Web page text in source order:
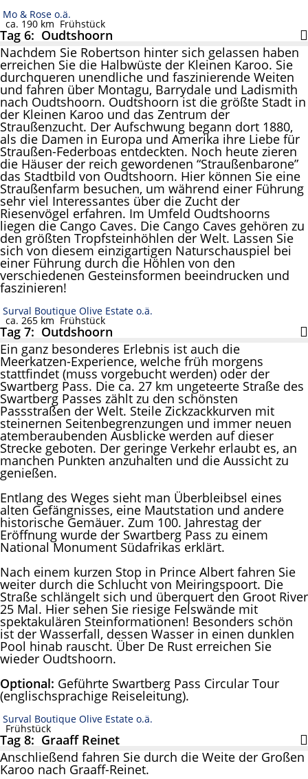
Mo & Rose o.ä.
ca. 190 km Frühstück
Tag 6: Oudtshoorn
Nachdem Sie Robertson hinter sich gelassen haben
erreichen Sie die Halbwüste der Kleinen Karoo. Sie
durchqueren unendliche und faszinierende Weiten
und fahren über Montagu, Barrydale und Ladismith
nach Oudtshoorn. Oudtshoorn ist die größte Stadt in
der Kleinen Karoo und das Zentrum der
Straußenzucht. Der Aufschwung begann dort 1880,
als die Damen in Europa und Amerika ihre Liebe für
Straußen-Federboas entdeckten. Noch heute zieren
die Häuser der reich gewordenen “Straußenbarone”
das Stadtbild von Oudtshoorn. Hier können Sie eine
Straußenfarm besuchen, um während einer Führung
sehr viel Interessantes über die Zucht der
Riesenvögel erfahren. Im Umfeld Oudtshoorns
liegen die Cango Caves. Die Cango Caves gehören zu
den größten Tropfsteinhöhlen der Welt. Lassen Sie
sich von diesem einzigartigen Naturschauspiel bei
einer Führung durch die Höhlen von den
verschiedenen Gesteinsformen beeindrucken und
faszinieren!
Surval Boutique Olive Estate o.ä.
ca. 265 km Frühstück
Tag 7: Outdshoorn
Ein ganz besonderes Erlebnis ist auch die
Meerkatzen-Experience, welche früh morgens
stattfindet (muss vorgebucht werden) oder der
Swartberg Pass. Die ca. 27 km ungeteerte Straße des
Swartberg Passes zählt zu den schönsten
Passstraßen der Welt. Steile Zickzackkurven mit
steinernen Seitenbegrenzungen und immer neuen
atemberaubenden Ausblicke werden auf dieser
Strecke geboten. Der geringe Verkehr erlaubt es, an
manchen Punkten anzuhalten und die Aussicht zu
genießen.
Entlang des Weges sieht man Überbleibsel eines
alten Gefängnisses, eine Mautstation und andere
historische Gemäuer. Zum 100. Jahrestag der
Eröffnung wurde der Swartberg Pass zu einem
National Monument Südafrikas erklärt.
Nach einem kurzen Stop in Prince Albert fahren Sie
weiter durch die Schlucht von Meiringspoort. Die
Straße schlängelt sich und überquert den Groot River
25 Mal. Hier sehen Sie riesige Felswände mit
spektakulären Steinformationen! Besonders schön
ist der Wasserfall, dessen Wasser in einen dunklen
Pool hinab rauscht. Über De Rust erreichen Sie
wieder Oudtshoorn.
Optional: Geführte Swartberg Pass Circular Tour
(englischsprachige Reiseleitung).
Surval Boutique Olive Estate o.ä.
Frühstück
Tag 8: Graaff Reinet
Anschließend fahren Sie durch die Weite der Großen
Karoo nach Graaff-Reinet.